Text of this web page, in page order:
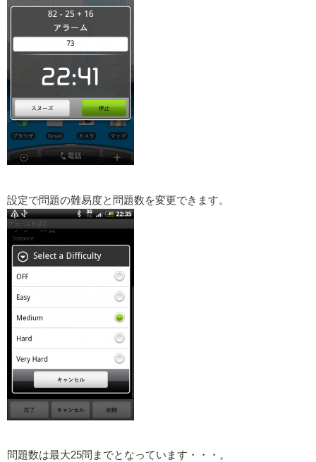
設定で問題の難易度と問題数を変更できます。
問題数は最大25問までとなっています・・・。